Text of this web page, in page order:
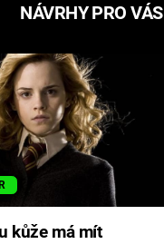
NÁVRHY PRO VÁS
kůže má mít